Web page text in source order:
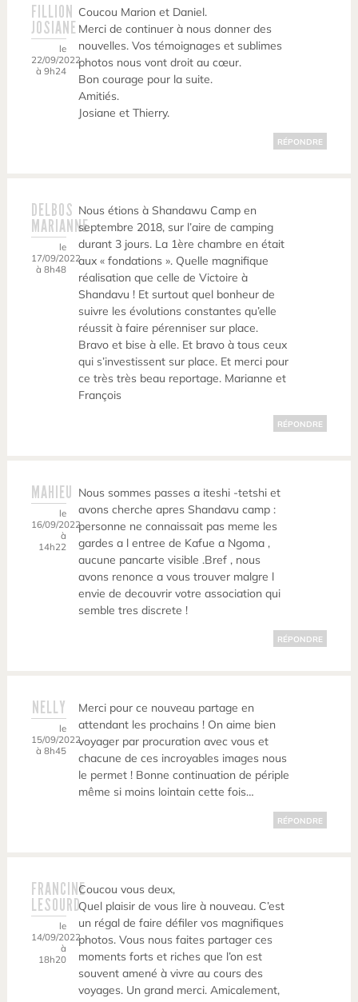
FILLION
JOSIANE
le
22/09/2022
à 9h24
Coucou Marion et Daniel.
Merci de continuer à nous donner des
nouvelles. Vos témoignages et sublimes
photos nous vont droit au cœur.
Bon courage pour la suite.
Amitiés.
Josiane et Thierry.
RÉPONDRE
DELBOS
MARIANNE
le
17/09/2022
à 8h48
Nous étions à Shandawu Camp en
septembre 2018, sur l’aire de camping
durant 3 jours. La 1ère chambre en était
aux « fondations ». Quelle magnifique
réalisation que celle de Victoire à
Shandavu ! Et surtout quel bonheur de
suivre les évolutions constantes qu’elle
réussit à faire pérenniser sur place.
Bravo et bise à elle. Et bravo à tous ceux
qui s’investissent sur place. Et merci pour
ce très très beau reportage. Marianne et
François
RÉPONDRE
MAHIEU
le
16/09/2022
à
14h22
Nous sommes passes a iteshi -tetshi et
avons cherche apres Shandavu camp :
personne ne connaissait pas meme les
gardes a l entree de Kafue a Ngoma ,
aucune pancarte visible .Bref , nous
avons renonce a vous trouver malgre l
envie de decouvrir votre association qui
semble tres discrete !
RÉPONDRE
NELLY
le
15/09/2022
à 8h45
Merci pour ce nouveau partage en
attendant les prochains ! On aime bien
voyager par procuration avec vous et
chacune de ces incroyables images nous
le permet ! Bonne continuation de périple
même si moins lointain cette fois…
RÉPONDRE
FRANCINE
LESOURD
le
14/09/2022
à
18h20
Coucou vous deux,
Quel plaisir de vous lire à nouveau. C’est
un régal de faire défiler vos magnifiques
photos. Vous nous faites partager ces
moments forts et riches que l’on est
souvent amené à vivre au cours des
voyages. Un grand merci. Amicalement,